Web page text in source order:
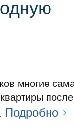
многие
Подробно